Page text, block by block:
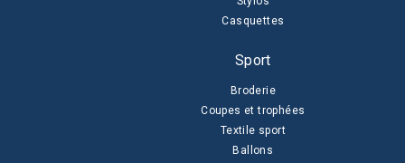
Casquettes
Sport
Broderie
Coupes et trophées
Textile sport
Ballons